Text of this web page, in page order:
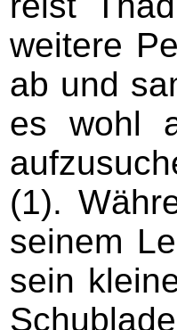
weitere
ab und
es wohl
(1).
seinem
sein